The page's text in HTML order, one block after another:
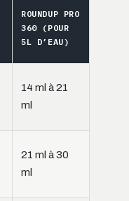
ROUNDUP PRO
360 (POUR
5L D’EAU)
14 ml à 21
ml
21 ml à 30
ml